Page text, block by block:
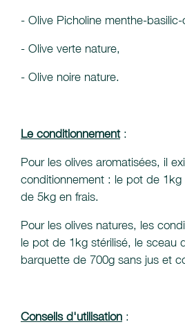
- Olive Picholine menthe-basilic-
- Olive verte nature,
- Olive noire nature.
Le conditionnement:
Pour les olives aromatisées, il
conditionnement : le pot de 1kg
de 5kg en frais.
Pour les olives natures, les
le pot de 1kg stérilisé, le sceau
barquette de 700g sans jus et
Conseils d'utilisation :